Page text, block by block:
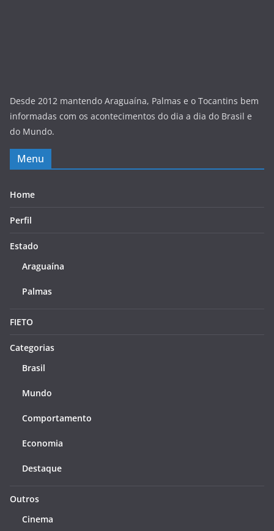
Desde 2012 mantendo Araguaína, Palmas e o Tocantins bem
informadas com os acontecimentos do dia a dia do Brasil e
do Mundo.
Menu
Home
Perfil
Estado
Araguaína
Palmas
FIETO
Categorias
Brasil
Mundo
Comportamento
Economia
Destaque
Outros
Cinema